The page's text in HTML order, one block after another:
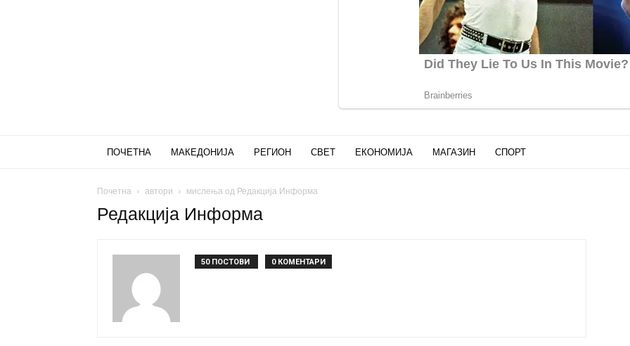
ПОЧЕТНА МАКЕДОНИЈА РЕГИОН СВЕТ ЕКОНОМИЈА МАГАЗИН СПОРТ
Почетна автори мислења од Редакција Информа
Редакција Информа
50 ПОСТОВИ 0 КОМЕНТАРИ